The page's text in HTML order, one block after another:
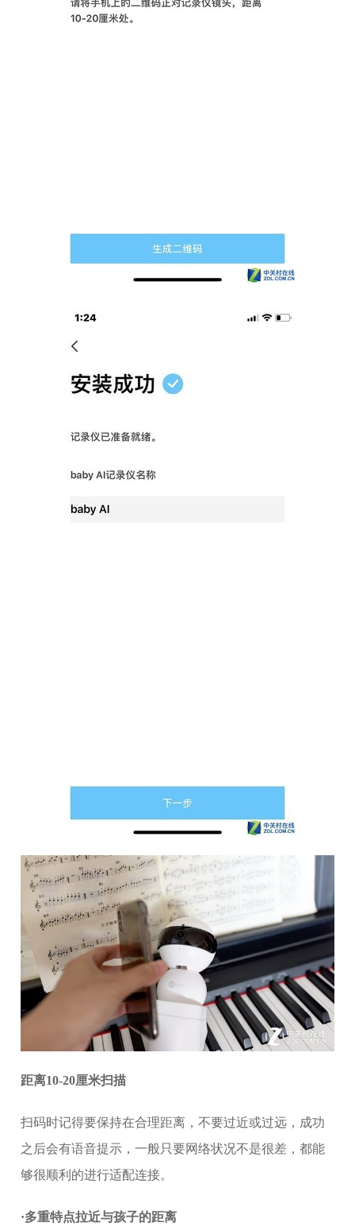
距离10-20厘米扫描
扫码时记得要保持在合理距离，不要过近或过远，成功
之后会有语音提示，一般只要网络状况不是很差，都能
够很顺利的进行适配连接。
·多重特点拉近与孩子的距离